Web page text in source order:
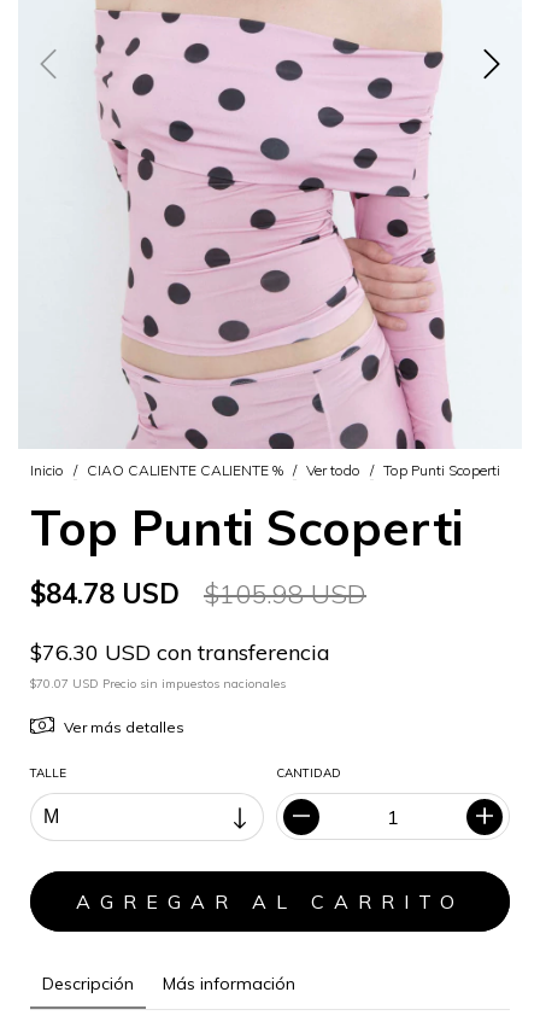
Inicio / CIAO CALIENTE CALIENTE % / Ver todo / Top Punti Scoperti
Top Punti Scoperti
$84.78 USD $105.98 USD
$76.30 USD con transferencia
$70.07 USD Precio sin impuestos nacionales
Ver más detalles
TALLE CANTIDAD
Descripción Más información